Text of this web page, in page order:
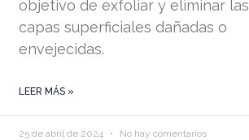
objetivo de exfoliar y eliminar las
capas superficiales dañadas o
envejecidas.
LEER MÁS »
25 de abril de 2024 No hay comentarios